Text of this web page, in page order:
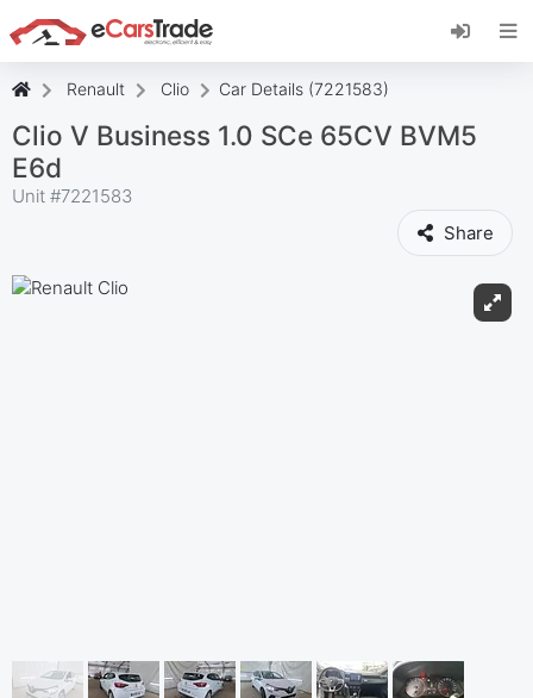
Instala la aplicación web de eCarsTrade,
añádela a tu pantalla de inicio y recibe
Renault Clio Car Details (7221583)
Clio V Business 1.0 SCe 65CV BVM5
E6d
Unit #7221583
Share